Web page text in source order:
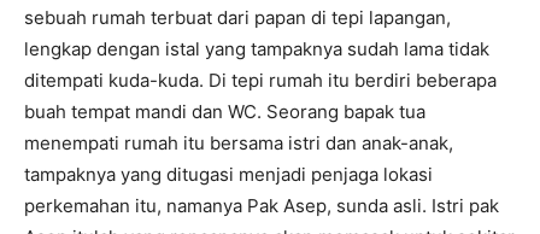
sebuah rumah terbuat dari papan di tepi lapangan,
lengkap dengan istal yang tampaknya sudah lama tidak
ditempati kuda-kuda. Di tepi rumah itu berdiri beberapa
buah tempat mandi dan WC. Seorang bapak tua
menempati rumah itu bersama istri dan anak-anak,
tampaknya yang ditugasi menjadi penjaga lokasi
perkemahan itu, namanya Pak Asep, sunda asli. Istri pak